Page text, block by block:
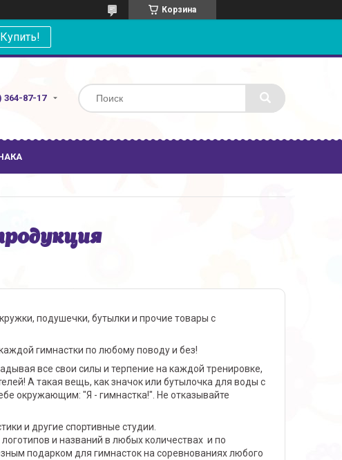
Корзина
Купить!
364-87-17
подушечки, бутылки и прочие товары с
гимнастки по любому поводу и без!
все свои силы и терпение на каждой тренировке,
А такая вещь, как значок или бутылочка для воды с
окружающим: "Я - гимнастка!". Не отказывайте
и другие спортивные студии.
и названий в любых количествах и по
подарком для гимнасток на соревнованиях любого